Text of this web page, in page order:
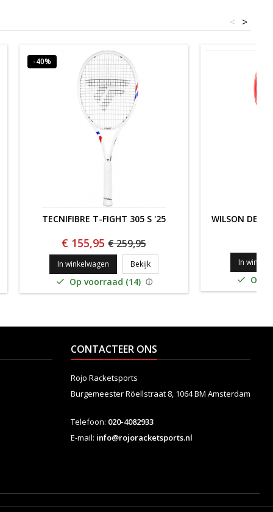
>
<
FIRE 255
-40%
TECNIFIBRE T-FIGHT 305 S '25
€ 155,95 € 259,95
In winkelwagen BekijkTECNIFIBRE T-FIGHT 305 S '25
 Op voorraad (14)
WILSON
In
 Op
CONTACTEER ONS
Rojo Racketsports
Burgemeester Röellstraat 8, 1064 BM Amsterdam
Telefoon: 020-4082933
E-mail: info@rojoracketsports.nl